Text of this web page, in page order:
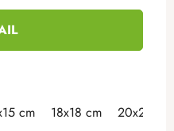
cm 18x18 cm 20x20 cm